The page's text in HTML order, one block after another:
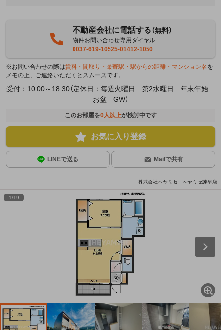
不動産会社に電話する（無料）
物件お問い合わせ専用ダイヤル
0037-619-10525-01412-1050
※お問い合わせの際は賃料・間取り・最寄駅・駅からの距離・マンション名 を
メモの上、ご連絡いただくとスムーズです。
受付：10:00～18:30（定休日：毎週火曜日 第2水曜日 年末年始
お盆 GW）
このお部屋を0人以上が検討中です
お気に入り登録
LINEで送る Mailで共有
株式会社ヘヤミセ ヘヤミセ諫早店
1/19